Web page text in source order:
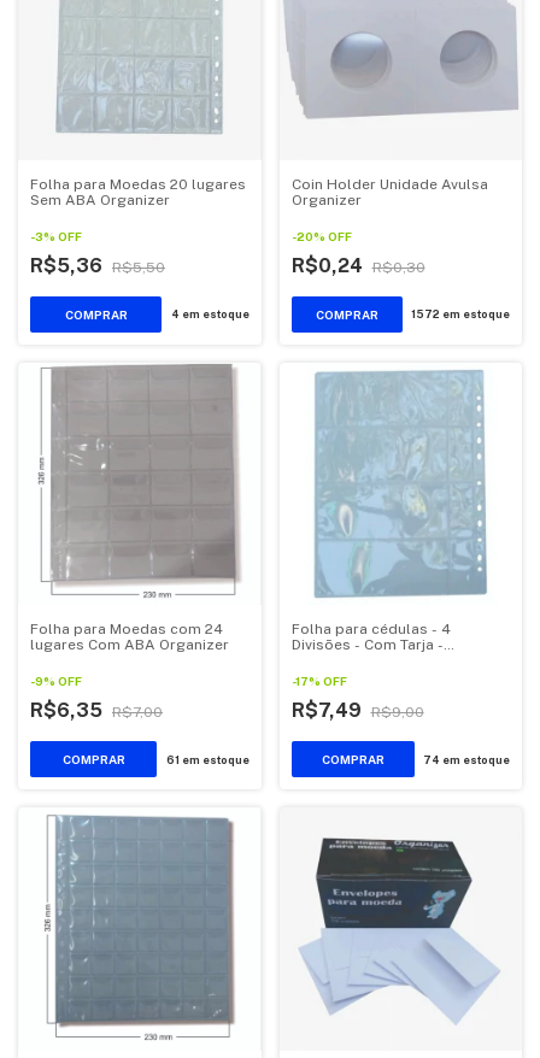
Folha para Moedas 20 lugares
Sem ABA Organizer
-3% OFF
R$5,36 R$5,50
4 em estoque
Coin Holder Unidade Avulsa
Organizer
-20% OFF
R$0,24 R$0,30
COMPRAR 1572 em estoque
Folha para Moedas com 24
lugares Com ABA Organizer
-9% OFF
R$6,35 R$7,00
61 em estoque
Folha para cédulas - 4
Divisões - Com Tarja -
-17% OFF
R$7,49 R$9,00
74 em estoque